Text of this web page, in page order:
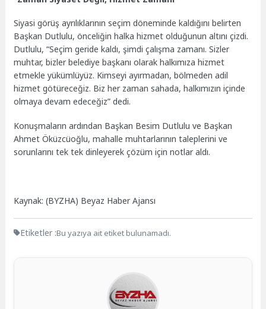
Siyasi görüş ayrılıklarının seçim döneminde kaldığını belirten
Başkan Dutlulu, önceliğin halka hizmet olduğunun altını çizdi.
Dutlulu, “Seçim geride kaldı, şimdi çalışma zamanı. Sizler
muhtar, bizler belediye başkanı olarak halkımıza hizmet
etmekle yükümlüyüz. Kimseyi ayırmadan, bölmeden adil
hizmet götüreceğiz. Biz her zaman sahada, halkımızın içinde
olmaya devam edeceğiz” dedi.
Konuşmaların ardından Başkan Besim Dutlulu ve Başkan
Ahmet Öküzcüoğlu, mahalle muhtarlarının taleplerini ve
sorunlarını tek tek dinleyerek çözüm için notlar aldı.
Kaynak: (BYZHA) Beyaz Haber Ajansı
Etiketler :Bu yazıya ait etiket bulunamadı.